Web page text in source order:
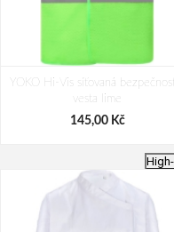
YOKO Hi-Vis síťovaná
vesta lime
145,00 Kč